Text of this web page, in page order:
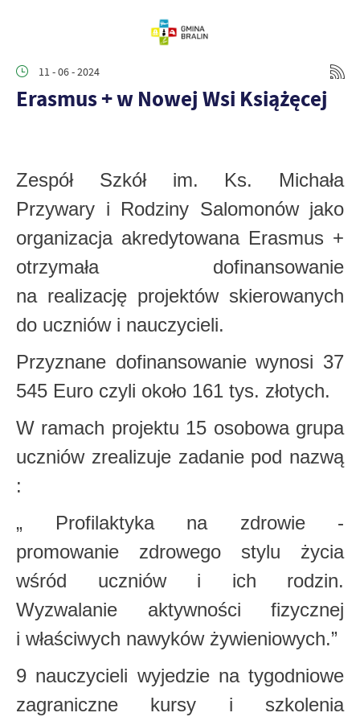
11 - 06 - 2024
Erasmus + w Nowej Wsi Książęcej
Zespół Szkół im. Ks. Michała
Przywary i Rodziny Salomonów jako
organizacja akredytowana Erasmus +
otrzymała dofinansowanie
na realizację projektów skierowanych
do uczniów i nauczycieli.
Przyznane dofinansowanie wynosi 37
545 Euro czyli około 161 tys. złotych.
W ramach projektu 15 osobowa grupa
uczniów zrealizuje zadanie pod nazwą
:
„ Profilaktyka na zdrowie -
promowanie zdrowego stylu życia
wśród uczniów i ich rodzin.
Wyzwalanie aktywności fizycznej
i właściwych nawyków żywieniowych.”
9 nauczycieli wyjedzie na tygodniowe
zagraniczne kursy i szkolenia